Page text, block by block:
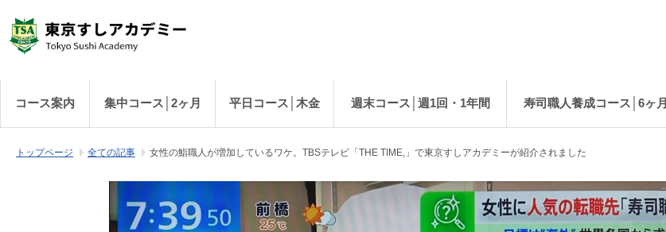
コース案内 集中コース│2ヶ月 平日コース│木金 週末コース│週1回・1年間 寿司職人養成コース│6ヶ月
トップページ 全ての記事 女性の鮨職人が増加しているワケ。TBSテレビ「THE TIME,」で東京すしアカデミーが紹介されました